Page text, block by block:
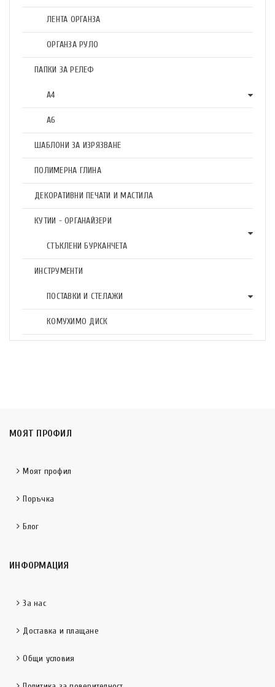
ЛЕНТА ОРГАНЗА
ОРГАНЗА РУЛО
ПАПКИ ЗА РЕЛЕФ
А4
А6
ШАБЛОНИ ЗА ИЗРЯЗВАНЕ
ПОЛИМЕРНА ГЛИНА
ДЕКОРАТИВНИ ПЕЧАТИ И МАСТИЛА
КУТИИ - ОРГАНАЙЗЕРИ
СТЪКЛЕНИ БУРКАНЧЕТА
ИНСТРУМЕНТИ
ПОСТАВКИ И СТЕЛАЖИ
КОМУХИМО ДИСК
МОЯТ ПРОФИЛ
Моят профил
Поръчка
Блог
ИНФОРМАЦИЯ
За нас
Доставка и плащане
Общи условия